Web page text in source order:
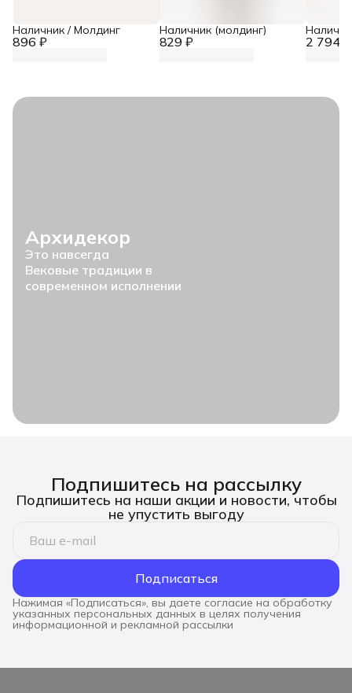
896 ₽
Наличник / Молдинг
829 ₽
Наличник (молдинг)
2 794 ₽
Архидекор
Это навсегда
Вековые традиции в
современном исполнении
Подпишитесь на рассылку
Подпишитесь на наши акции и новости, чтобы
не упустить выгоду
Подписаться
Нажимая «Подписаться», вы даете согласие на обработку
указанных персональных данных в целях получения
информационной и рекламной рассылки